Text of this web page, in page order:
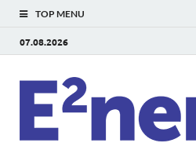
TOP MENU
07.08.2026